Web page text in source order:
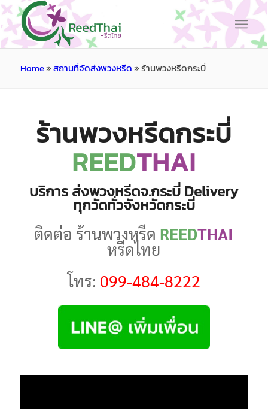
Home»สถานที่จัดส่งพวงหรีด»ร้านพวงหรีดกระบี่
ร้านพวงหรีดกระบี่
REEDTHAI
บริการ ส่งพวงหรีดจ.กระบี่ Delivery
ทุกวัดทั่วจังหวัดกระบี่
ติดต่อ ร้านพวงหรีด REEDTHAI
หรีดไทย
โทร: 099-484-8222